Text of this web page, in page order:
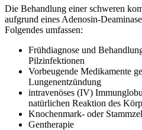
Die Behandlung einer schweren
aufgrund eines Adenosin-
Folgendes umfassen:
Frühdiagnose und
Pilzinfektionen
Vorbeugende Medikamente
Lungenentzündung
intravenöses (IV)
natürlichen Reaktion des
Knochenmark- oder
Gentherapie